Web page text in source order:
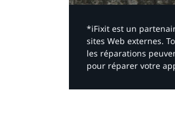
*iFixit est un
sites Web externes.
les réparations
pour réparer votre